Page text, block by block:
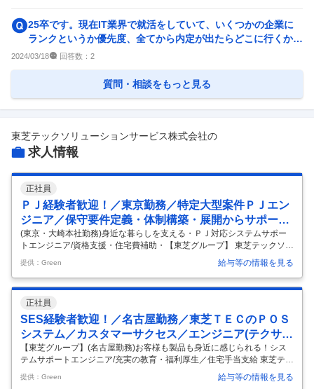
25卒です。現在IT業界で就活をしていて、いくつかの企業に
ランクというか優先度、全てから内定が出たらどこに行くか等
を理由ありで教えてく...
2024/03/18 回答数： 2
質問・相談をもっと見る
東芝テックソリューションサービス株式会社の
求人情報
正社員
ＰＪ経験者歓迎！／東京勤務／特定大型案件ＰＪエン
ジニア／保守要件定義・体制構築・展開からサポート
まで
(東京・大崎本社勤務)身近な暮らしを支える・ＰＪ対応システムサポー
トエンジニア/資格支援・住宅費補助・【東芝グループ】 東芝テックソリ
ューションサービス株式会社 - トップシェアの店舗システムを支え続け
る東芝グループ会社 仕事内容 ～全国チェーンの大規模案件専門対応、お
客様も製品も身近に感じられる～ ・大手コンビニエンスストアをはじめ
とする全国チェーンの大型案件プロジェクトへ参画 保守要件定義、体制
設計・構築から展開対応をプロジェクト単位で担当。 ・店舗内の構成機
器やシステム等店舗丸ごとテクニカルサポート。 ・東芝テック営業担当
と協力したソリューション提案。 ＜保守要件定義・設計・構築＞ プロ
提供：Green 給与等の情報を見る
正社員
SES経験者歓迎！／名古屋勤務／東芝ＴＥＣのＰＯＳ
システム／カスタマーサクセス／エンジニア(テクサ
ポ・導入SE)
【東芝グループ】(名古屋勤務)お客様も製品も身近に感じられる！シス
テムサポートエンジニア/充実の教育・福利厚生／住宅手当支給 東芝テッ
クソリューションサービス株式会社 - トップシェアの店舗システムを支
え続ける東芝グループ会社 仕事内容 ～お買い物の当たり前を支え、お客
提供：Green 給与等の情報を見る